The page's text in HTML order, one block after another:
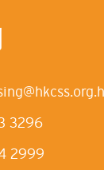
3296
2999